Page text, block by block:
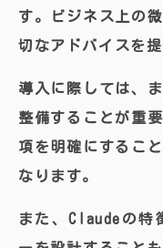
す。ビジネス上の
切なアドバイスを
導入に際しては、
整備することが重
項を明確にするこ
なります。
また、Claudeの特